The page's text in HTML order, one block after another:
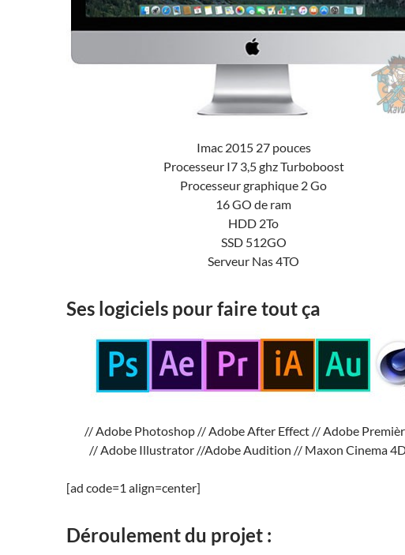
Imac 2015 27 pouces
Processeur I7 3,5 ghz Turboboost
Processeur graphique 2 Go
16 GO de ram
HDD 2To
SSD 512GO
Serveur Nas 4TO
Ses logiciels pour faire tout ça
// Adobe Photoshop // Adobe After Effect // Adobe
// Adobe Illustrator //Adobe Audition // Maxon Cinema
[ad code=1 align=center]
Déroulement du projet :